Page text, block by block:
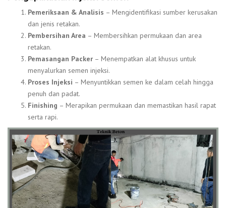
Pemeriksaan & Analisis – Mengidentifikasi sumber kerusakan
dan jenis retakan.
Pembersihan Area – Membersihkan permukaan dan area
retakan.
Pemasangan Packer – Menempatkan alat khusus untuk
menyalurkan semen injeksi.
Proses Injeksi – Menyuntikkan semen ke dalam celah hingga
penuh dan padat.
Finishing – Merapikan permukaan dan memastikan hasil rapat
serta rapi.